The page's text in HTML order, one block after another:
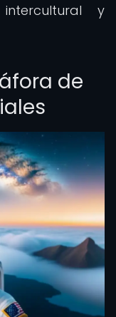
y
de